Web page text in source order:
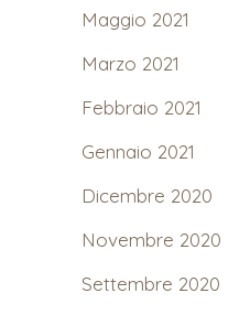
Maggio 2021
Marzo 2021
Febbraio 2021
Gennaio 2021
Dicembre 2020
Novembre 2020
Settembre 2020